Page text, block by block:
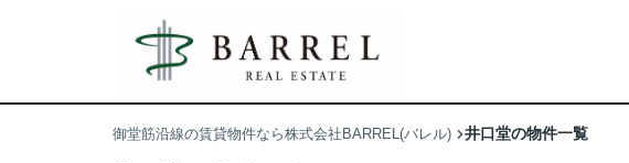
御堂筋沿線の賃貸物件なら株式会社BARREL(バレル) 井口堂の物件一覧